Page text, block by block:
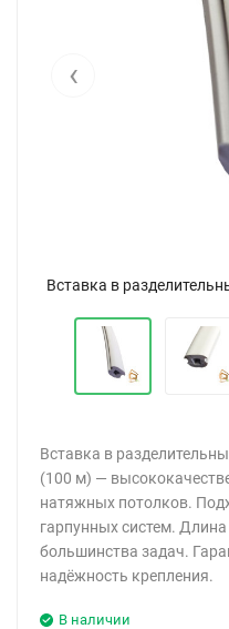
‹
Вставка в
(100 м) —
натяжных потолков.
гарпунных систем.
большинства задач.
надёжность крепления.
В наличии